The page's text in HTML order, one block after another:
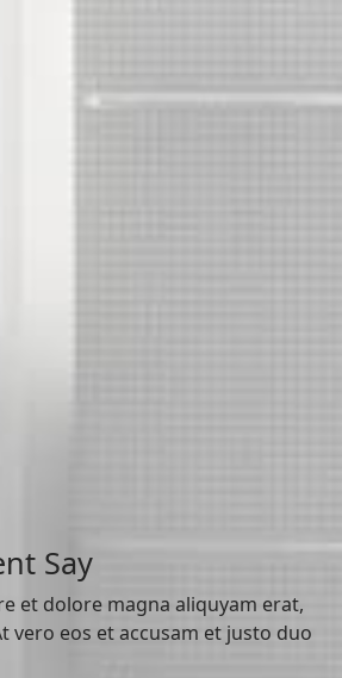
Say
et dolore magna aliquyam erat,
vero eos et accusam et justo duo